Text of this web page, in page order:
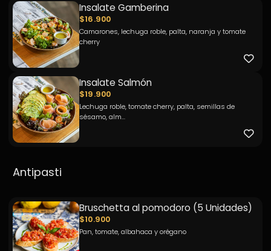
Insalate Gamberina
$16.900
Camarones, lechuga roble, palta, naranja y tomate
cherry
Insalate Salmón
$19.900
Lechuga roble, tomate cherry, palta, semillas de
sésamo, alm...
Antipasti
Bruschetta al pomodoro (5 Unidades)
$10.900
Pan, tomate, albahaca y orégano